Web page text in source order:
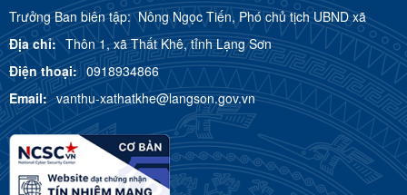
Trưởng Ban biên tập:Nông Ngọc Tiến, Phó chủ tịch UBND xã
Địa chỉ: Thôn 1, xã Thất Khê, tỉnh Lạng Sơn
Điện thoại: 0918934866
Email: vanthu-xathatkhe@langson.gov.vn